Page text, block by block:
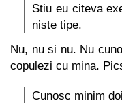
Stiu eu citeva
niste tipe.
Nu, nu si nu. Nu
copulezi cu mina.
Cunosc minim